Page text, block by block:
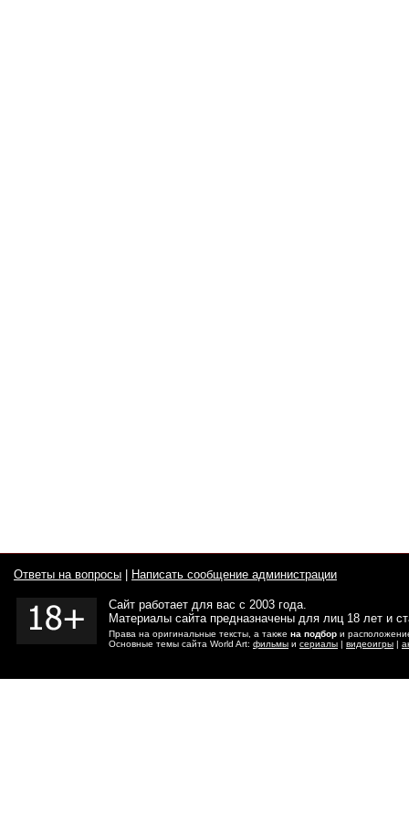
Ответы на вопросы Написать сообщение администрации
Сайт работает для вас с 2003 года.
Материалы сайта предназначены для лиц 18 лет и
Права на оригинальные тексты, а также на подбор и
Основные темы сайта World Art: фильмы и сериалы | видеоигры |